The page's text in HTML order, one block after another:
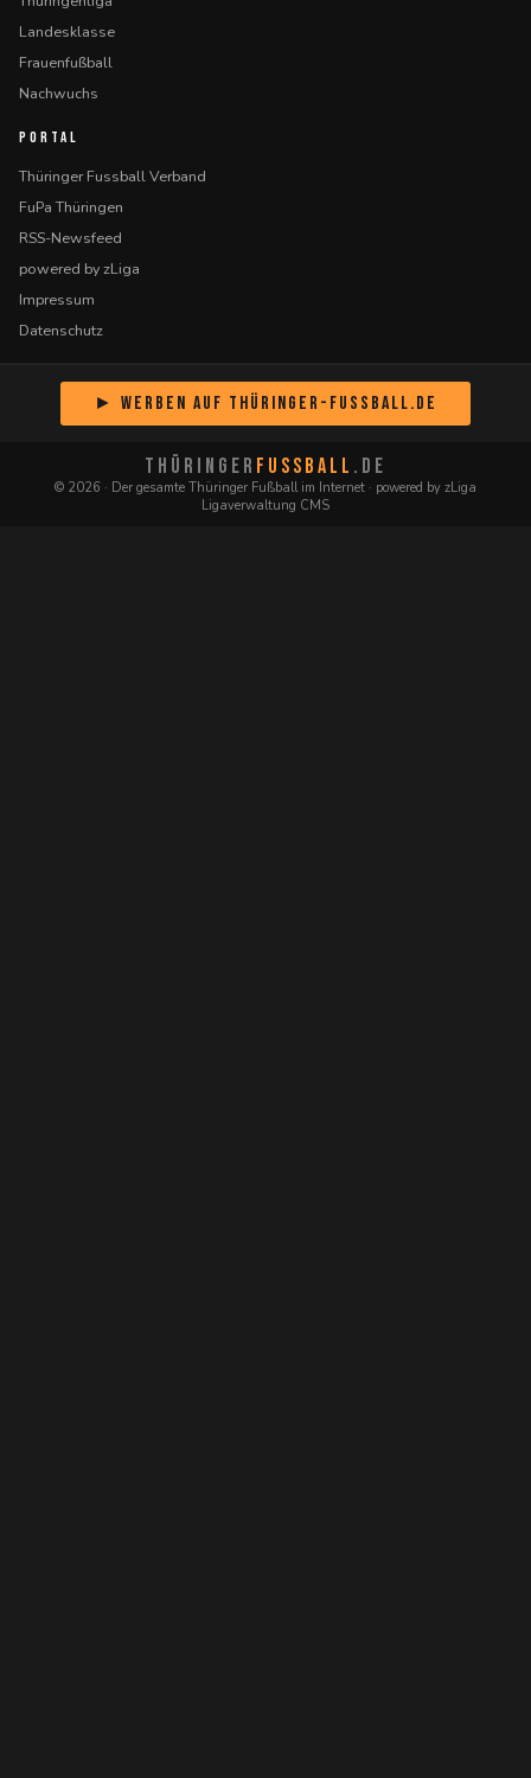
Landesklasse
Frauenfußball
Nachwuchs
PORTAL
Thüringer Fussball Verband
FuPa Thüringen
RSS-Newsfeed
powered by zLiga
Impressum
Datenschutz
► Werben auf Thüringer-Fussball.de
THÜRINGER FUSSBALL .DE
© 2026 · Der gesamte Thüringer Fußball im Internet · powered by zLiga
Ligaverwaltung CMS